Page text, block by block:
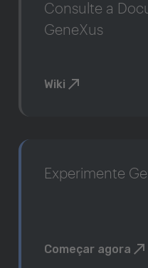
Consulte a
GeneXus
Wiki
Experimente
Começar agora